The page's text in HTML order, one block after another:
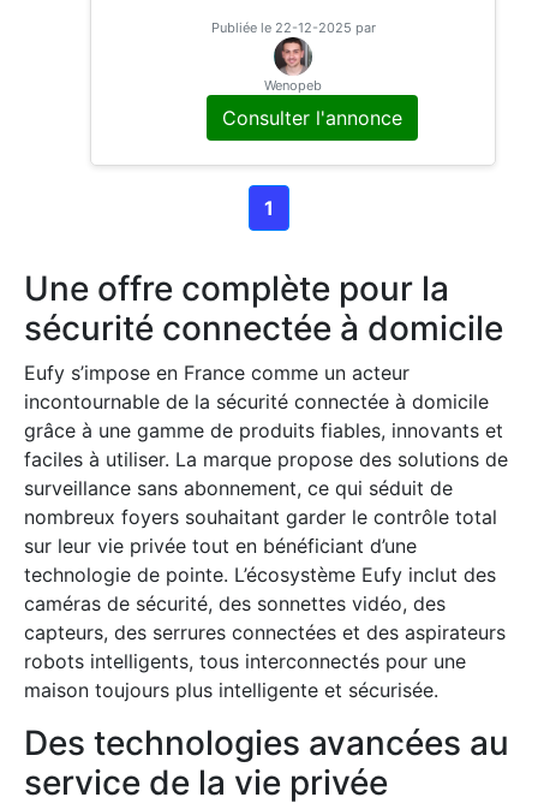
on, vision nocturne, alimentation solai
re et intelligence artificielle. Profitez
d’un système d’alarme avancé pour u
ne protection optimale. 1) Choisissez
votre produit Contactez-moi pour m
e communiquer le nom du produit qu
e vous souhaitez acheter. 2) Comma
ndé votre produit Une fois votre choi
Publiée le 22-12-2025 par
Wenopeb
Consulter l'annonce
1
Une offre complète pour la
sécurité connectée à domicile
Eufy s’impose en France comme un acteur
incontournable de la sécurité connectée à domicile
grâce à une gamme de produits fiables, innovants et
faciles à utiliser. La marque propose des solutions de
surveillance sans abonnement, ce qui séduit de
nombreux foyers souhaitant garder le contrôle total
sur leur vie privée tout en bénéficiant d’une
technologie de pointe. L’écosystème Eufy inclut des
caméras de sécurité, des sonnettes vidéo, des
capteurs, des serrures connectées et des aspirateurs
robots intelligents, tous interconnectés pour une
maison toujours plus intelligente et sécurisée.
Des technologies avancées au
service de la vie privée